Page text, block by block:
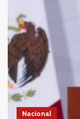
Nacional